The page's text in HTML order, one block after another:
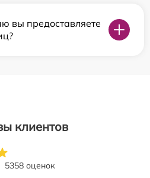
вы предоставляете
клиентов
5358 оценок